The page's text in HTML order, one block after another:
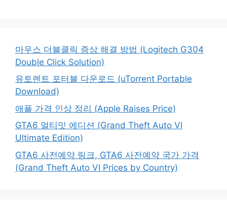
마우스 더블클릭 증상 해결 방법 (Logitech G304
Double Click Solution)
유토렌트 포터블 다운로드 (uTorrent Portable
Download)
애플 가격 인상 정리 (Apple Raises Price)
GTA6 얼티밋 에디션 (Grand Theft Auto VI
Ultimate Edition)
GTA6 사전예약 링크, GTA6 사전예약 국가 가격
(Grand Theft Auto VI Prices by Country)